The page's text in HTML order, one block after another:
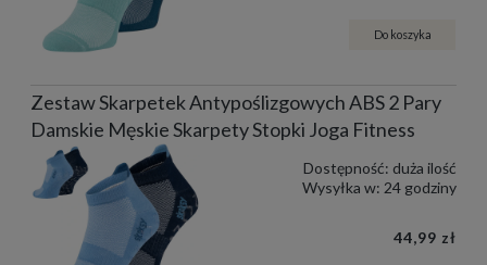
Do koszyka
Zestaw Skarpetek Antypoślizgowych ABS 2 Pary
Damskie Męskie Skarpety Stopki Joga Fitness
Dostępność: duża ilość
Wysyłka w: 24 godziny
44,99 zł